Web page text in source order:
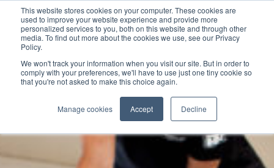
This website stores cookies on your computer. These cookies are
used to improve your website experience and provide more
personalized services to you, both on this website and through other
media. To find out more about the cookies we use, see our Privacy
Policy.
We won't track your information when you visit our site. But in order to
comply with your preferences, we'll have to use just one tiny cookie so
that you're not asked to make this choice again.
Manage cookies Accept Decline